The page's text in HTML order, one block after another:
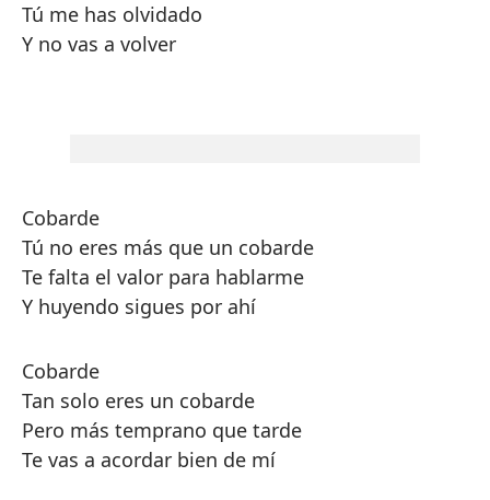
Tú me has olvidado
Y no vas a volver
Cobarde
Tú no eres más que un cobarde
Te falta el valor para hablarme
Y huyendo sigues por ahí
Cobarde
Tan solo eres un cobarde
Pero más temprano que tarde
Te vas a acordar bien de mí